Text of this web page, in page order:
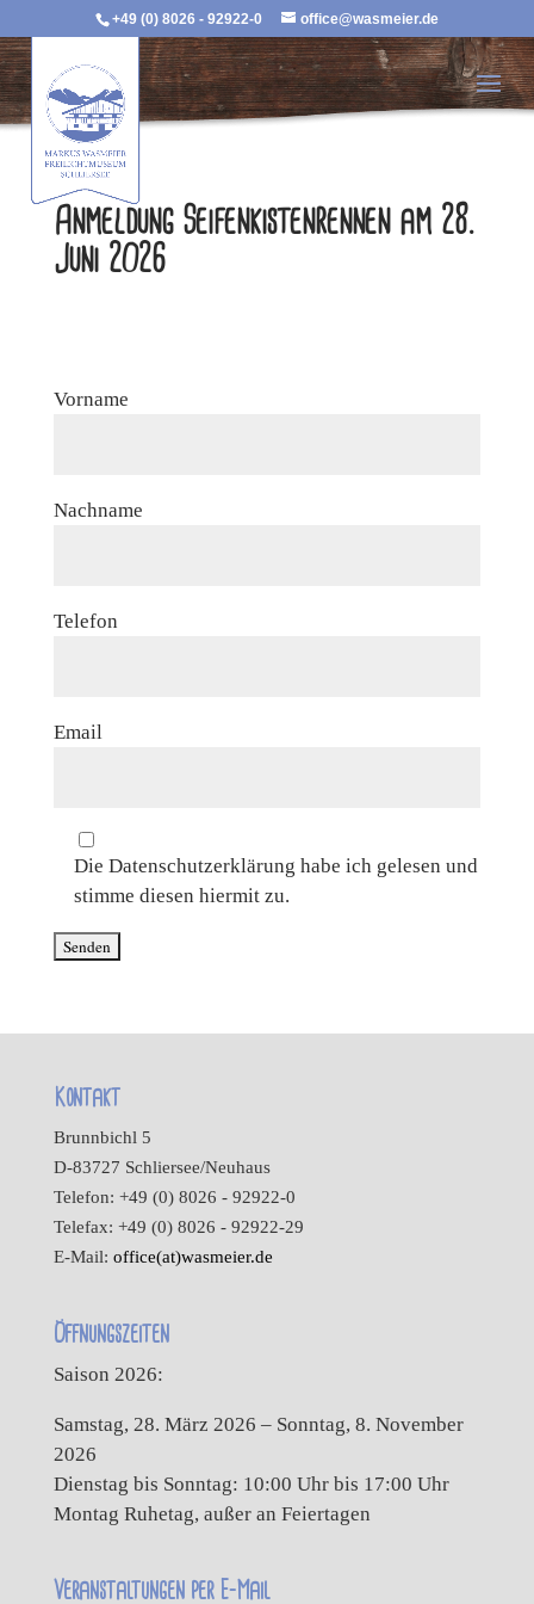
+49 (0) 8026 - 92922-0 office@wasmeier.de
Anmeldung Seifenkistenrennen am 28.
Juni 2026
Vorname
Nachname
Telefon
Email
Die Datenschutzerklärung habe ich gelesen und
stimme diesen hiermit zu.
Kontakt
Brunnbichl 5
D-83727 Schliersee/Neuhaus
Telefon: +49 (0) 8026 - 92922-0
Telefax: +49 (0) 8026 - 92922-29
E-Mail: office(at)wasmeier.de
Öffnungszeiten
Saison 2026:
Samstag, 28. März 2026 – Sonntag, 8. November
2026
Dienstag bis Sonntag: 10:00 Uhr bis 17:00 Uhr
Montag Ruhetag, außer an Feiertagen
Veranstaltungen per E-Mail